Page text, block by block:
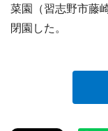
菜園（習志野市藤
閉園した。